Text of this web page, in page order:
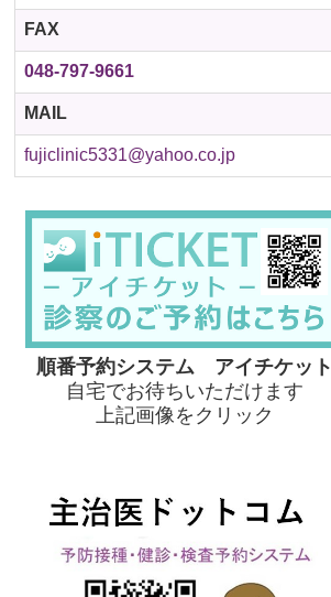
FAX
048-797-9661
MAIL
fujiclinic5331@yahoo.co.jp
順番予約システム アイチケット
自宅でお待ちいただけます
上記画像をクリック